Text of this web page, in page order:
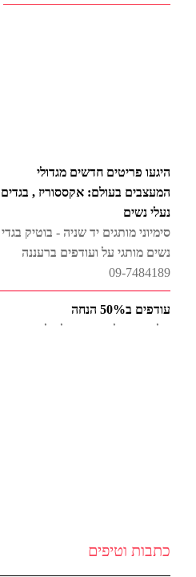
המעצבים בעולם: אקססוריז , בגדים ,
נעלי נשים
סימיוני מותגים יד שניה - בוטיק בגדי
נשים מותגי על ועודפים ברעננה
09-7484189
עודפים ב50% הנחה
טלנה - שמלות ערב וכלה למכירה
כתבות וטיפים